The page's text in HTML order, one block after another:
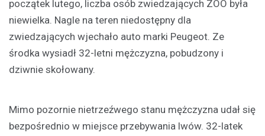
początek lutego, liczba osób zwiedzających ZOO była
niewielka. Nagle na teren niedostępny dla
zwiedzających wjechało auto marki Peugeot. Ze
środka wysiadł 32-letni mężczyzna, pobudzony i
dziwnie skołowany.
Mimo pozornie nietrzeźwego stanu mężczyzna udał się
bezpośrednio w miejsce przebywania lwów. 32-latek